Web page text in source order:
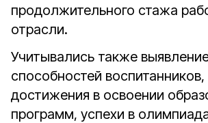
продолжительного стажа
отрасли.
Учитывались также
способностей воспитанников,
достижения в освоении
программ, успехи в